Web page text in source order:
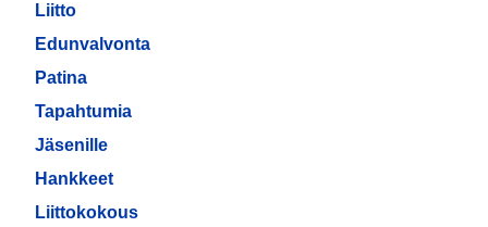
Liitto
Edunvalvonta
Patina
Tapahtumia
Jäsenille
Hankkeet
Liittokokous